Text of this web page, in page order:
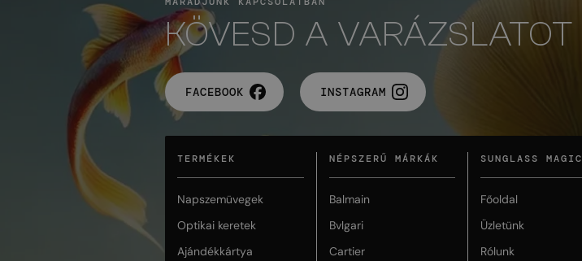
KÖVESD A VARÁZSLATOT
FACEBOOK INSTAGRAM
TERMÉKEK
Napszemüvegek
Optikai keretek
Ajándékkártya
NÉPSZERŰ MÁRKÁK
Balmain
Bvlgari
Cartier
SUNGLASS MAGIC
Főoldal
Üzletünk
Rólunk